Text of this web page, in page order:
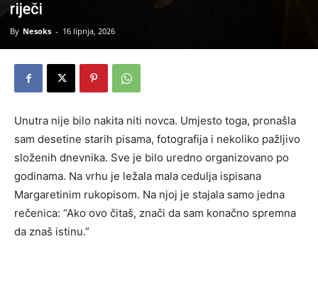
riječi
By Nesoks - 16 lipnja, 2026
Unutra nije bilo nakita niti novca. Umjesto toga, pronašla
sam desetine starih pisama, fotografija i nekoliko pažljivo
složenih dnevnika. Sve je bilo uredno organizovano po
godinama. Na vrhu je ležala mala cedulja ispisana
Margaretinim rukopisom. Na njoj je stajala samo jedna
rečenica: “Ako ovo čitaš, znači da sam konačno spremna
da znaš istinu.”